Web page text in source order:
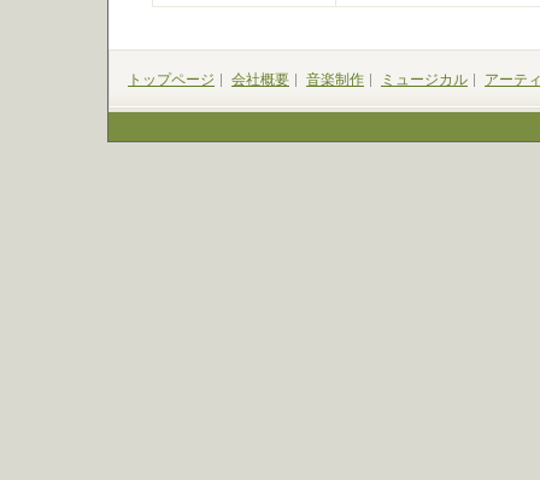
トップページ 会社概要 音楽制作 ミュージカル アーテ